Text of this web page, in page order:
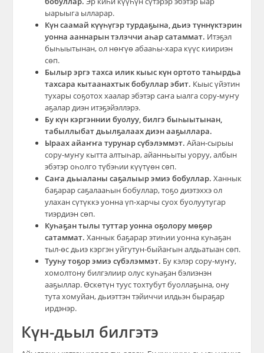
ыарыыга ылларар.
Күн саамай күүһүгэр турдаҕына, дьиэ түннүктэрин
уонна ааннарын тэлэччи аһар сатаммат. Итэҕэл
быһыытынан, ол нөҥүө абааһы-хара күүс киириэн
сөп.
Былыр эргэ тахса илик кыыс күн ортото таһырдьа
тахсара кытаанахтык бобуллар эбит. Кыыс үйэтин
тухары соҕотох хаалар эбэтэр саҥа ыалга сору-муҥу
аҕалар диэн итэҕэйэллэрэ.
Бу күн кэргэннии буолуу, билгэ быһыытынан,
табыллыбат дьылҕалаах диэн ааҕыллара.
Ыраах айаҥҥа турунар сүбэлэммэт. Айан-сырыы
сору-муҥу кытта алтыһар, айанньыты уоруу, албын
эбэтэр оһолго түбэһии күүтүөн сөп.
Саҥа дьыаланы саҕалыыр эмиэ бобуллар. Ханнык
баҕарар саҕалааһын бобуллар, тоҕо диэтэххэ ол
улахан сүтүккэ уонна үп-харчы суох буолуутугар
тиэрдиэн сөп.
Куһаҕан тылы туттар уонна оҕолору мөҕөр
сатаммат. Ханнык баҕарар этиһии уонна куһаҕан
тыл-өс дьиэ кэргэн уйгутун-быйаҥын алдьатыан сөп.
Тууһу тоҕор эмиэ сүбэлэммэт. Бу кэлэр сору-муҥу,
хомолтону билгэлиир олус куһаҕан бэлиэнэн
ааҕыллар. Өскөтүн туус тохтубут буоллаҕына, ону
тута хомуйан, дьиэттэн тэйиччи илдьэн быраҕар
ирдэнэр.
Күн-дьыл билгэтэ